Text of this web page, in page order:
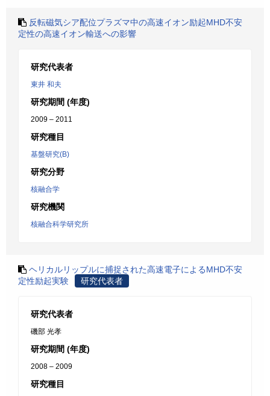
反転磁気シア配位プラズマ中の高速イオン励起MHD不安
定性の高速イオン輸送への影響
研究代表者
東井 和夫
研究期間 (年度)
2009 – 2011
研究種目
基盤研究(B)
研究分野
核融合学
研究機関
核融合科学研究所
ヘリカルリップルに捕捉された高速電子によるMHD不安
定性励起実験
研究代表者
研究代表者
磯部 光孝
研究期間 (年度)
2008 – 2009
研究種目